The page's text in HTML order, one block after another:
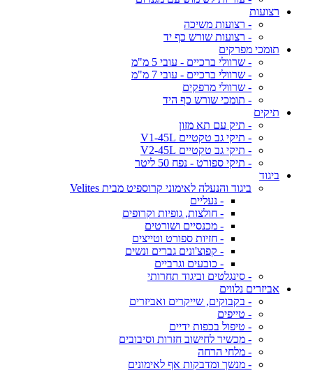
רצועות
- רצועות משיכה
- רצועות שורש כף יד
תומכי מפרקים
- שרוולי ברכיים - עובי 5 מ"מ
- שרוולי ברכיים - עובי 7 מ"מ
- שרוולי מרפקים
- תומכי שורש כף היד
תיקים
- תיק עם תא מזון
- תיקי גב טקטיים V1-45L
- תיקי גב טקטיים V2-45L
- תיקי ספורט - נפח 50 ליטר
ביגוד
ביגוד והנעלה לאימוני קרוספיט מבית Velites
- נעליים
- חולצות, גופיות וקרופים
- מכנסיים ושורטים
- חזיות ספורט וטייצים
- קפוצ'ונים גברים ונשים
- כובעים וגרביים
- סינגלטים וביגוד תחרותי
אביזרים נלווים
- בקבוקים, שייקרים ואביזרים
- טייפים
- טיפול בכפות ידיים
- מכשיר לחישוב חזרות וסיבובים
- מלחי הרחה
- מנשך ומדבקות אף לאימונים